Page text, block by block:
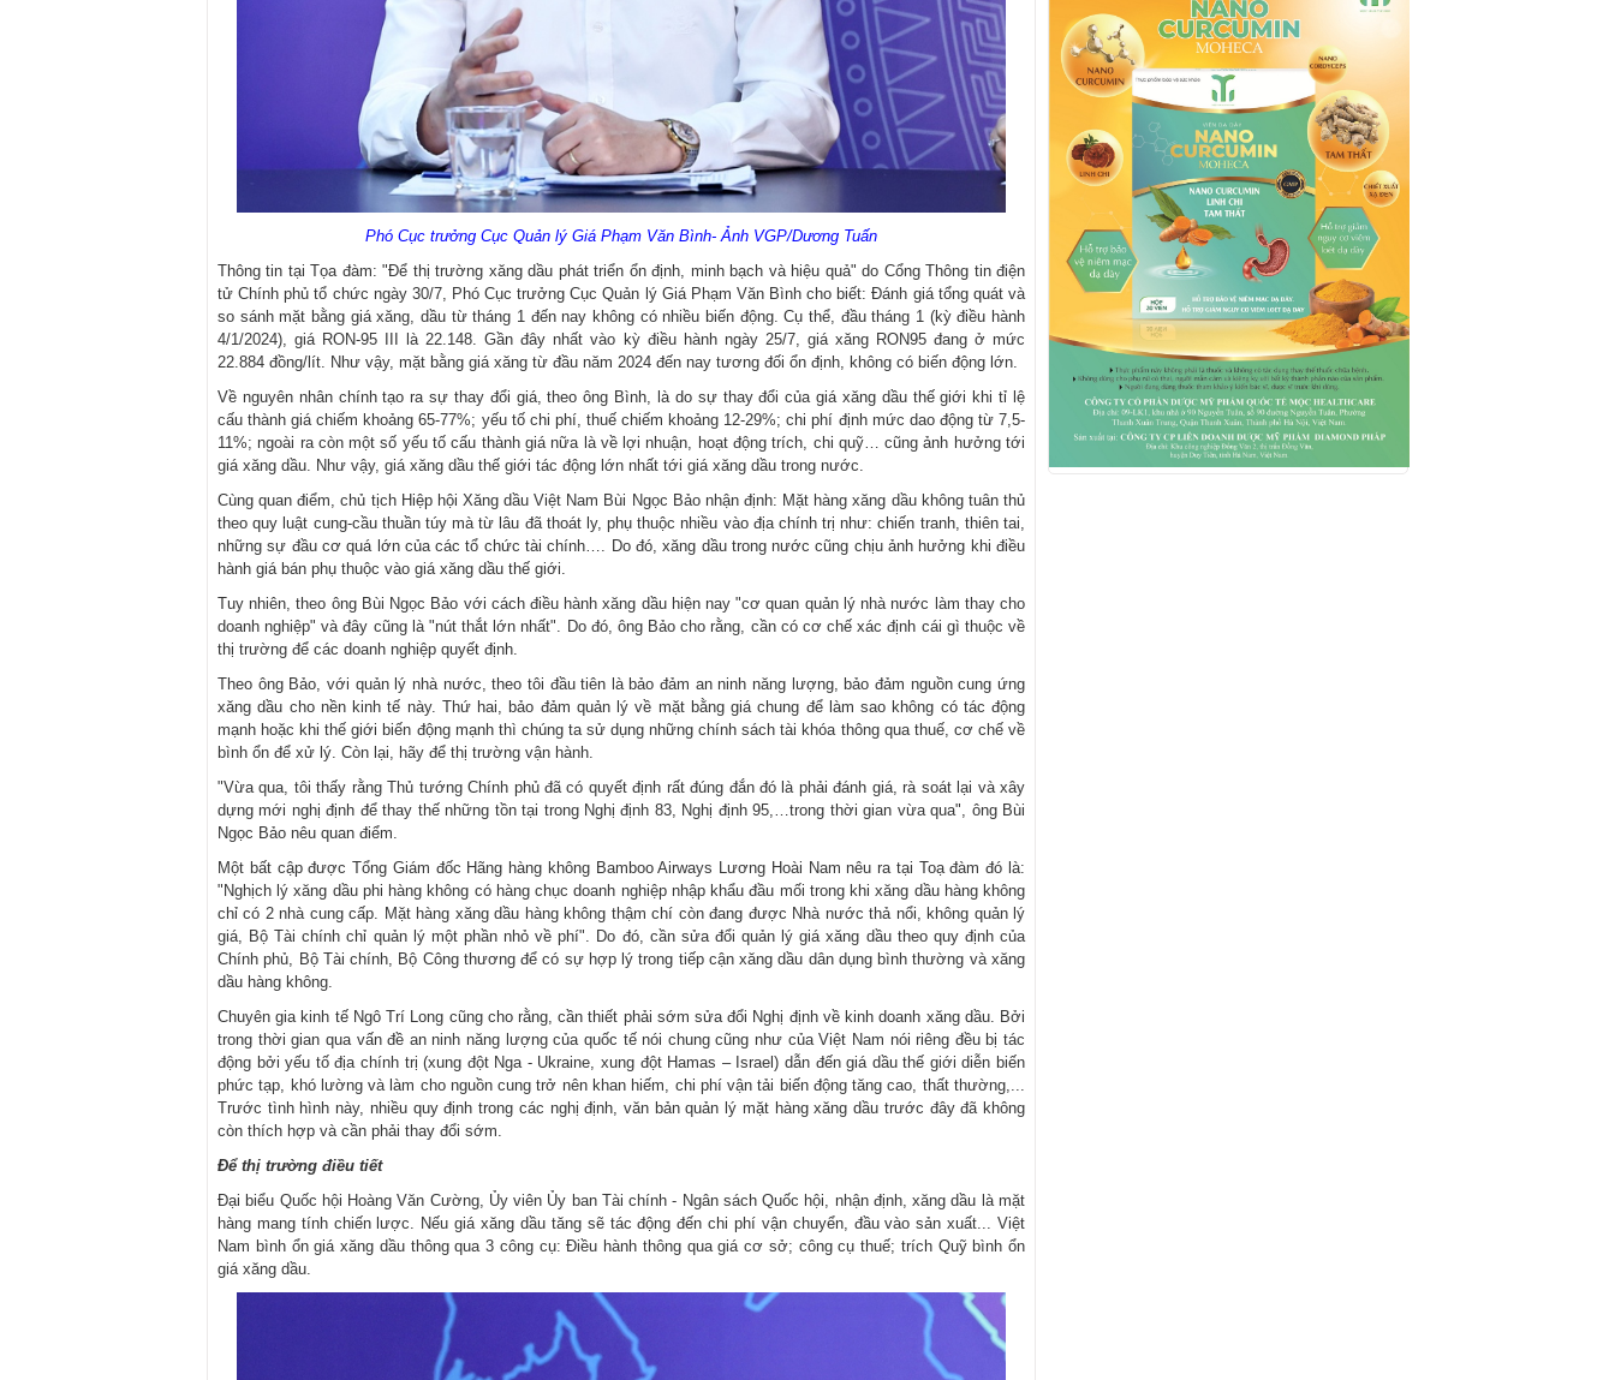
Phó Cục trưởng Cục Quản lý Giá Phạm Văn Bình- Ảnh VGP/Dương Tuấn
Thông tin tại Tọa đàm: "Để thị trường xăng dầu phát triển ổn định, minh bạch và hiệu quả" do Cổng Thông tin điện
tử Chính phủ tổ chức ngày 30/7, Phó Cục trưởng Cục Quản lý Giá Phạm Văn Bình cho biết: Đánh giá tổng quát và
so sánh mặt bằng giá xăng, dầu từ tháng 1 đến nay không có nhiều biến động. Cụ thể, đầu tháng 1 (kỳ điều hành
4/1/2024), giá RON-95 III là 22.148. Gần đây nhất vào kỳ điều hành ngày 25/7, giá xăng RON95 đang ở mức
22.884 đồng/lít. Như vậy, mặt bằng giá xăng từ đầu năm 2024 đến nay tương đối ổn định, không có biến động lớn.
Về nguyên nhân chính tạo ra sự thay đổi giá, theo ông Bình, là do sự thay đổi của giá xăng dầu thế giới khi tỉ lệ
cấu thành giá chiếm khoảng 65-77%; yếu tố chi phí, thuế chiếm khoảng 12-29%; chi phí định mức dao động từ 7,5-
11%; ngoài ra còn một số yếu tố cấu thành giá nữa là về lợi nhuận, hoạt động trích, chi quỹ… cũng ảnh hưởng tới
giá xăng dầu. Như vậy, giá xăng dầu thế giới tác động lớn nhất tới giá xăng dầu trong nước.
Cùng quan điểm, chủ tịch Hiệp hội Xăng dầu Việt Nam Bùi Ngọc Bảo nhận định: Mặt hàng xăng dầu không tuân thủ
theo quy luật cung-cầu thuần túy mà từ lâu đã thoát ly, phụ thuộc nhiều vào địa chính trị như: chiến tranh, thiên tai,
những sự đầu cơ quá lớn của các tổ chức tài chính…. Do đó, xăng dầu trong nước cũng chịu ảnh hưởng khi điều
hành giá bán phụ thuộc vào giá xăng dầu thế giới.
Tuy nhiên, theo ông Bùi Ngọc Bảo với cách điều hành xăng dầu hiện nay "cơ quan quản lý nhà nước làm thay cho
doanh nghiệp" và đây cũng là "nút thắt lớn nhất". Do đó, ông Bảo cho rằng, cần có cơ chế xác định cái gì thuộc về
thị trường để các doanh nghiệp quyết định.
Theo ông Bảo, với quản lý nhà nước, theo tôi đầu tiên là bảo đảm an ninh năng lượng, bảo đảm nguồn cung ứng
xăng dầu cho nền kinh tế này. Thứ hai, bảo đảm quản lý về mặt bằng giá chung để làm sao không có tác động
mạnh hoặc khi thế giới biến động mạnh thì chúng ta sử dụng những chính sách tài khóa thông qua thuế, cơ chế về
bình ổn để xử lý. Còn lại, hãy để thị trường vận hành.
"Vừa qua, tôi thấy rằng Thủ tướng Chính phủ đã có quyết định rất đúng đắn đó là phải đánh giá, rà soát lại và xây
dựng mới nghị định để thay thế những tồn tại trong Nghị định 83, Nghị định 95,…trong thời gian vừa qua", ông Bùi
Ngọc Bảo nêu quan điểm.
Một bất cập được Tổng Giám đốc Hãng hàng không Bamboo Airways Lương Hoài Nam nêu ra tại Toạ đàm đó là:
"Nghịch lý xăng dầu phi hàng không có hàng chục doanh nghiệp nhập khẩu đầu mối trong khi xăng dầu hàng không
chỉ có 2 nhà cung cấp. Mặt hàng xăng dầu hàng không thậm chí còn đang được Nhà nước thả nổi, không quản lý
giá, Bộ Tài chính chỉ quản lý một phần nhỏ về phí". Do đó, cần sửa đổi quản lý giá xăng dầu theo quy định của
Chính phủ, Bộ Tài chính, Bộ Công thương để có sự hợp lý trong tiếp cận xăng dầu dân dụng bình thường và xăng
dầu hàng không.
Chuyên gia kinh tế Ngô Trí Long cũng cho rằng, cần thiết phải sớm sửa đổi Nghị định về kinh doanh xăng dầu. Bởi
trong thời gian qua vấn đề an ninh năng lượng của quốc tế nói chung cũng như của Việt Nam nói riêng đều bị tác
động bởi yếu tố địa chính trị (xung đột Nga - Ukraine, xung đột Hamas – Israel) dẫn đến giá dầu thế giới diễn biến
phức tạp, khó lường và làm cho nguồn cung trở nên khan hiếm, chi phí vận tải biến động tăng cao, thất thường,...
Trước tình hình này, nhiều quy định trong các nghị định, văn bản quản lý mặt hàng xăng dầu trước đây đã không
còn thích hợp và cần phải thay đổi sớm.
Để thị trường điều tiết
Đại biểu Quốc hội Hoàng Văn Cường, Ủy viên Ủy ban Tài chính - Ngân sách Quốc hội, nhận định, xăng dầu là mặt
hàng mang tính chiến lược. Nếu giá xăng dầu tăng sẽ tác động đến chi phí vận chuyển, đầu vào sản xuất... Việt
Nam bình ổn giá xăng dầu thông qua 3 công cụ: Điều hành thông qua giá cơ sở; công cụ thuế; trích Quỹ bình ổn
giá xăng dầu.